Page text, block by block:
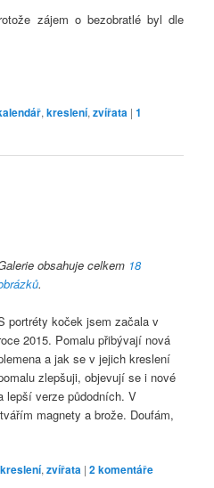
zájem o bezobratlé byl dle
,kreslení,zvířata |1
obsahuje celkem 18
.
portréty koček jsem začala v
2015. Pomalu přibývají nová
a jak se v jejich kreslení
zlepšuji, objevují se i nové
lepší verze půdodních. V
magnety a brože. Doufám,
kreslení,zvířata |2komentáře